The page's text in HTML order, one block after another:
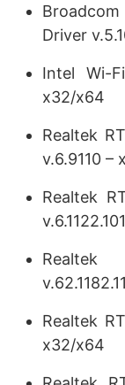
Driver
Intel Wi-
x32/x64
Realtek
v.6.9110 –
Realtek
Realtek
Realtek
x32/x64